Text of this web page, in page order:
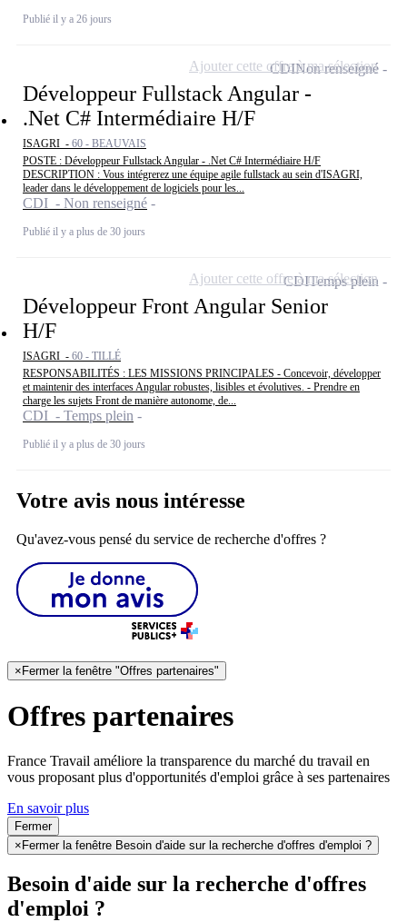
Publié il y a 26 jours
Développeur Fullstack Angular -
.Net C# Intermédiaire H/F
ISAGRI - 60 - BEAUVAIS
POSTE : Développeur Fullstack Angular - .Net C# Intermédiaire H/F
DESCRIPTION : Vous intégrerez une équipe agile fullstack au sein d'ISAGRI,
leader dans le développement de logiciels pour les...
CDI - Non renseigné
Publié il y a plus de 30 jours
CDINon renseigné
Ajouter cette offre à ma sélection
Développeur Front Angular Senior
H/F
ISAGRI - 60 - TILLÉ
RESPONSABILITÉS : LES MISSIONS PRINCIPALES - Concevoir, développer
et maintenir des interfaces Angular robustes, lisibles et évolutives. - Prendre en
charge les sujets Front de manière autonome, de...
CDI - Temps plein
Publié il y a plus de 30 jours
CDITemps plein
Ajouter cette offre à ma sélection
Votre avis nous intéresse
Qu'avez-vous pensé du service de recherche d'offres ?
×Fermer la fenêtre "Offres partenaires"
Offres partenaires
France Travail améliore la transparence du marché du travail en
vous proposant plus d'opportunités d'emploi grâce à ses partenaires
En savoir plus
Fermer
×Fermer la fenêtre Besoin d'aide sur la recherche d'offres d'emploi ?
Besoin d'aide sur la recherche d'offres
d'emploi ?